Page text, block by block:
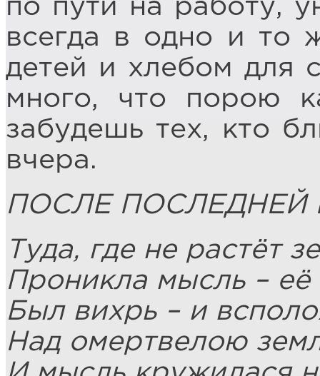
по пути на работу,
всегда в одно и то
детей и хлебом для
много, что порою
забудешь тех, кто
вчера.
ПОСЛЕ ПОСЛЕДНЕЙ
Туда, где не растёт
Проникла мысль –
Был вихрь – и
Над омертвелою